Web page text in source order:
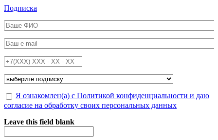
Перейти к основному содержанию
Подписка
ФИО*
Email*
Телефон*
Подписка на*
Обработка персональных данных*
Я ознакомлен(а) с Политикой конфиденциальности и даю
согласие на обработку своих персональных данных
Leave this field blank